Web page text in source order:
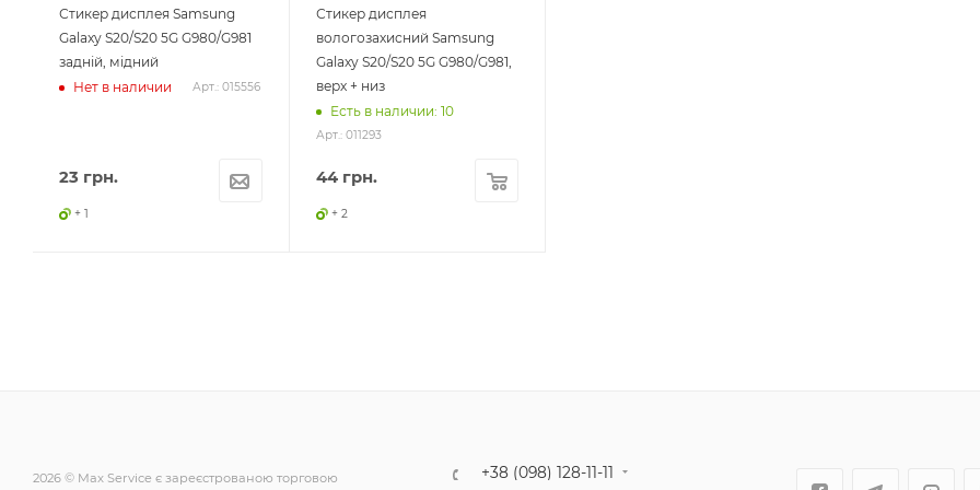
Стикер дисплея Samsung
Galaxy S20/S20 5G G980/G981
задній, мідний
Нет в наличии
Арт.: 015556
23 грн.
+ 1
Стикер дисплея
вологозахисний Samsung
Galaxy S20/S20 5G G980/G981,
верх + низ
Есть в наличии: 10
Арт.: 011293
44грн.
+ 2
2026 © Max Service є зареєстрованою торговою +38 (098) 128-11-11